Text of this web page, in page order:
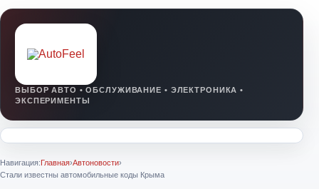
Навигация:Главная›Автоновости›
Стали известны автомобильные коды Крыма